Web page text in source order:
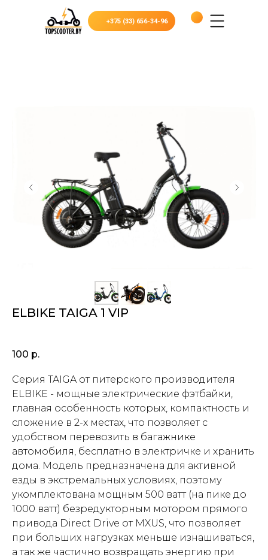
+375 (33) 656-34-96
ELBIKE TAIGA 1 VIP
100 р.
Серия TAIGA от питерского производителя
ELBIKE - мощные электрические фэтбайки,
главная особенность которых, компактность и
сложение в 2-х местах, что позволяет с
удобством перевозить в багажнике
автомобиля, бесплатно в электричке и хранить
дома. Модель предназначена для активной
езды в экстремальных условиях, поэтому
укомплектована мощным 500 ватт (на пике до
1000 ватт) безредукторным мотором прямого
привода Direct Drive от MXUS, что позволяет
при больших нагрузках меньше изнашиваться,
а так же частично возвращать энергию при